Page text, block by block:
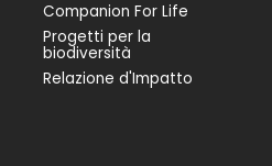
Companion For Life
Progetti per la
biodiversità
Relazione d'Impatto